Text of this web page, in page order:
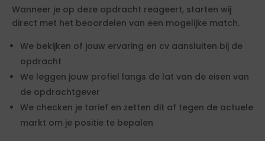
Wanneer je op deze opdracht reageert, starten wij
direct met het beoordelen van een mogelijke match.
We bekijken of jouw ervaring en cv aansluiten bij de
opdracht
We leggen jouw profiel langs de lat van de eisen van
de opdrachtgever
We checken je tarief en zetten dit af tegen de actuele
markt om je positie te bepalen